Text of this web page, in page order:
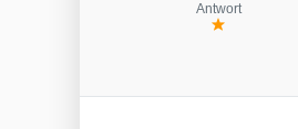
Antwort